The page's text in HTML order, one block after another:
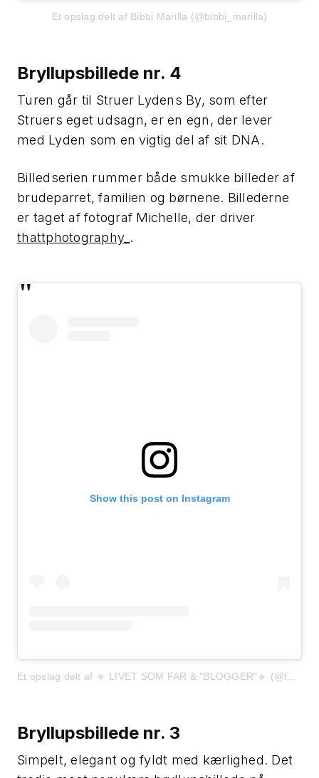
Et opslag delt af Bibbi Marilla (@bibbi_marilla)
Bryllupsbillede nr. 4
Turen går til Struer Lydens By, som efter
Struers eget udsagn, er en egn, der lever
med Lyden som en vigtig del af sit DNA.
Billedserien rummer både smukke billeder af
brudeparret, familien og børnene. Billederne
er taget af fotograf Michelle, der driver
thattphotography_ .
Show this post on Instagram
Et opslag delt af 🔹 LIVET SOM FAR & "BLOGGER"🔹 (@far_med_faglighed)
Bryllupsbillede nr. 3
Simpelt, elegant og fyldt med kærlighed. Det